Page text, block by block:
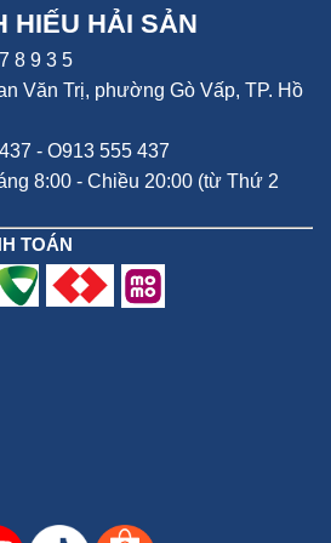
chao, hạt nêm khoảng 15 phút rồi
mùi thơm lan tỏa khắp nơi, mùi
HIẾU HẢI SẢN
8 9 3 5
Văn Trị, phường Gò Vấp, TP. Hồ
- O913 555 437
8:00 - Chiều 20:00 (từ Thứ 2
TOÁN